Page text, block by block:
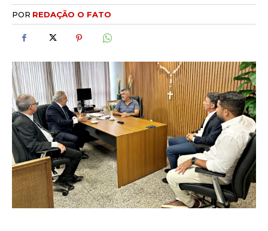
POR REDAÇÃO O FATO